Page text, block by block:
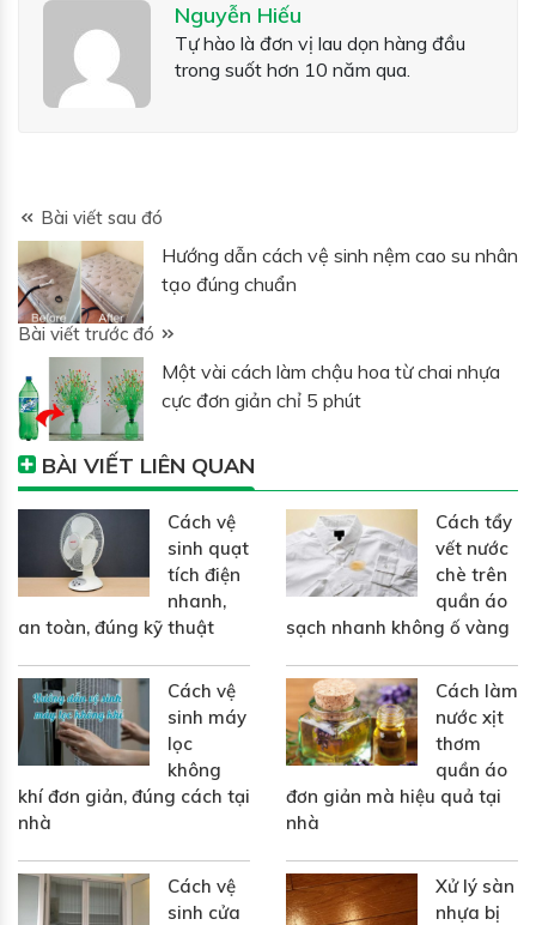
Nguyễn Hiếu
Tự hào là đơn vị lau dọn hàng đầu
trong suốt hơn 10 năm qua.
Bài viết sau đó
Hướng dẫn cách vệ sinh nệm cao su nhân
tạo đúng chuẩn
Bài viết trước đó
Một vài cách làm chậu hoa từ chai nhựa
cực đơn giản chỉ 5 phút
BÀI VIẾT LIÊN QUAN
Cách vệ
sinh quạt
tích điện
nhanh,
an toàn, đúng kỹ thuật
Cách tẩy
vết nước
chè trên
quần áo
sạch nhanh không ố vàng
Cách vệ
sinh máy
lọc
không
khí đơn giản, đúng cách tại
nhà
Cách làm
nước xịt
thơm
quần áo
đơn giản mà hiệu quả tại
nhà
Cách vệ
sinh cửa
Xử lý sàn
nhựa bị